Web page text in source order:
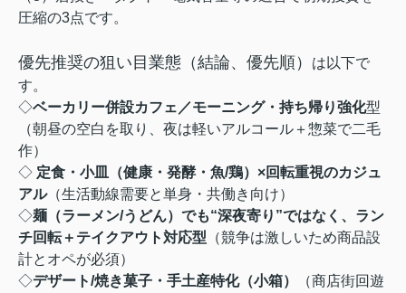
圧縮の3点です。
優先推奨の狙い目業態（結論、優先順）
は以下で
す。
◇ベーカリー併設カフェ／モーニング・持ち帰り強化型
（朝昼の空白を取り、夜は軽いアルコール＋惣菜で二毛
作）
◇ 定食・小皿（健康・発酵・魚/鶏）×回転重視のカジュ
アル（生活動線需要と単身・共働き向け）
◇麺（ラーメン/うどん）でも“深夜寄り”ではなく、ラン
チ回転＋テイクアウト対応型 （競争は激しいため商品設
計とオペが必須）
◇デザート/焼き菓子・手土産特化（小箱）
（商店街回遊